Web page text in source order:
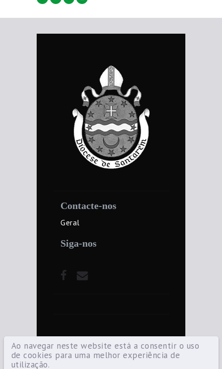
Ao navegar neste website está a consentir o uso
de cookies para uma melhor experiência de
utilização.
Contacte-nos
Geral
Siga-nos
©2021 Diocese de Santarém — Todos os